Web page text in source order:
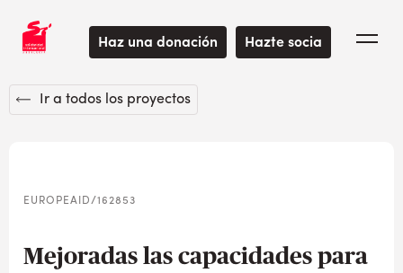
Haz una donación Hazte socia
Ir a todos los proyectos
EUROPEAID/162853
Mejoradas las capacidades para